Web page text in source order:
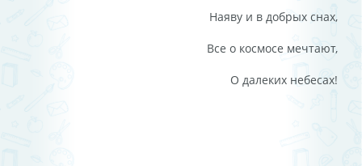
Наяву и в добрых снах,
Все о космосе мечтают,
О далеких небесах!